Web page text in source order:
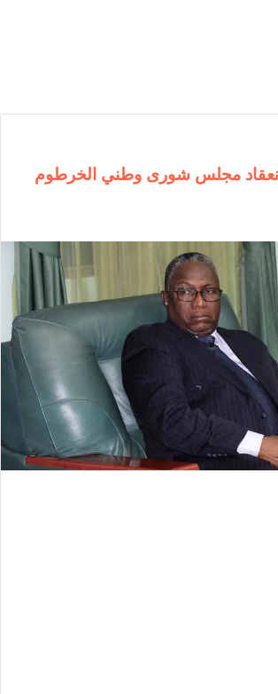
مجلس شورى وطني الخرطوم